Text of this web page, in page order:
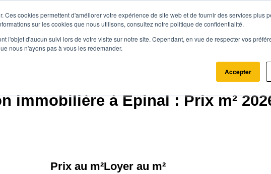
Ces cookies permettent d'améliorer votre expérience de site web et de fournir des services plus
sur les cookies que nous utilisons, consultez notre politique de confidentialité.
l'objet d'aucun suivi lors de votre visite sur notre site. Cependant, en vue de respecter vos
nous n'ayons pas à vous les redemander.
Accepter
Prix immobilier Vendre avec Agence.immo
immobilière à Épinal : Prix m²
Prix au m²Loyer au m²